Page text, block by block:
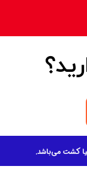
کشت می‌باشد.